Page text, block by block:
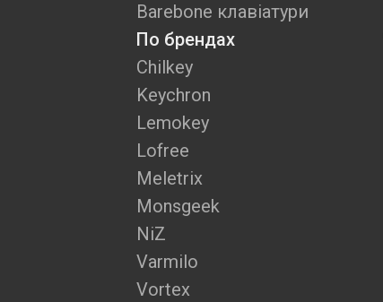
Barebone клавіатури
По брендах
Chilkey
Keychron
Lemokey
Lofree
Meletrix
Monsgeek
NiZ
Varmilo
Vortex